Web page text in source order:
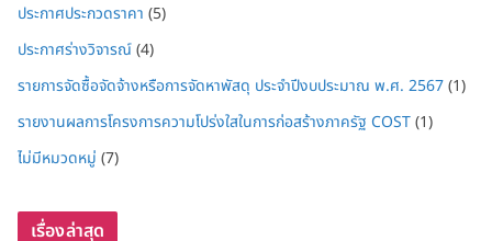
ประกาศประกวดราคา (5)
ประกาศร่างวิจารณ์(4)
รายการจัดซื้อจัดจ้างหรือการจัดหาพัสดุ ประจำปีงบประมาณ พ.ศ. 2567(1)
รายงานผลการโครงการความโปร่งใสในการก่อสร้างภาครัฐ COST(1)
ไม่มีหมวดหมู่ (7)
เรื่องล่าสุด